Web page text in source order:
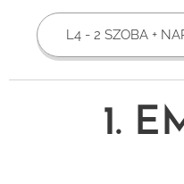
L4 - 2 SZOBA +
1.